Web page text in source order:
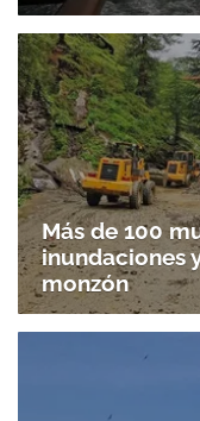
Más de 100
inundaciones
monzón